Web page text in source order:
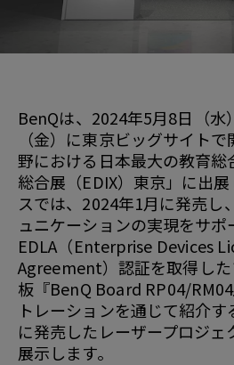
BenQは、2024年5月8日（水
（金）に東京ビッグサイト
野における日本最大の教育
総合展（EDIX）東京」に出
スでは、2024年1月に発売し
ュニケーションの実現をサ
EDLA（Enterprise Devices
Agreement）認証を取得し
板『BenQ Board RP04/
トレーションを通じて紹介
に発売したレーザープロジェ
展示します。